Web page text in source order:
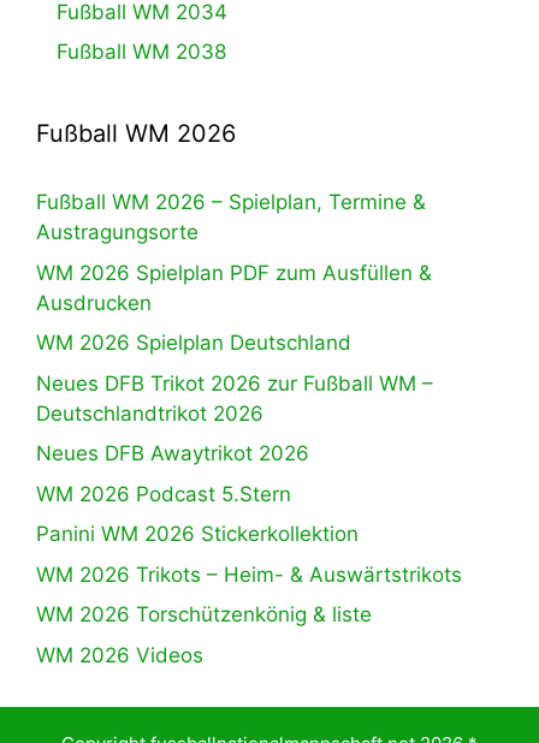
Fußball WM 2034
Fußball WM 2038
Fußball WM 2026
Fußball WM 2026 – Spielplan, Termine &
Austragungsorte
WM 2026 Spielplan PDF zum Ausfüllen &
Ausdrucken
WM 2026 Spielplan Deutschland
Neues DFB Trikot 2026 zur Fußball WM –
Deutschlandtrikot 2026
Neues DFB Awaytrikot 2026
WM 2026 Podcast 5.Stern
Panini WM 2026 Stickerkollektion
WM 2026 Trikots – Heim- & Auswärtstrikots
WM 2026 Torschützenkönig & liste
WM 2026 Videos